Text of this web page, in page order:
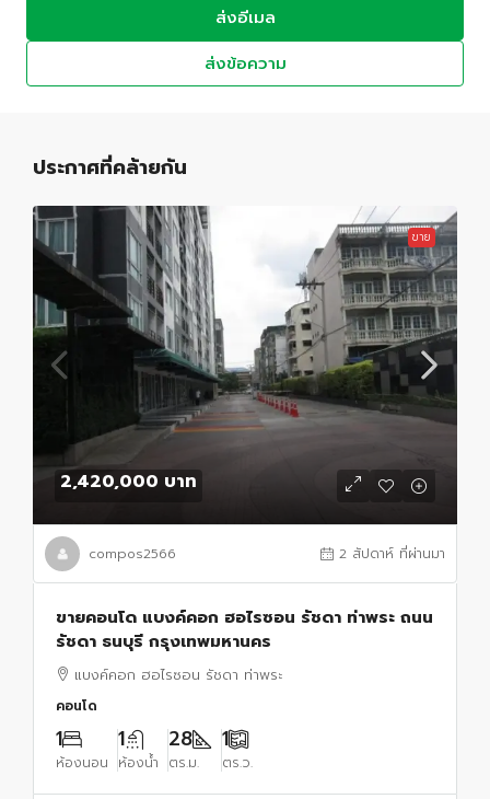
ส่งอีเมล
ส่งข้อความ
ประกาศที่คล้ายกัน
ขาย
2,420,000 บาท
compos2566 2 สัปดาห์ ที่ผ่านมา
ขายคอนโด แบงค์คอก ฮอไรซอน รัชดา ท่าพระ ถนน
รัชดา ธนบุรี กรุงเทพมหานคร
แบงค์คอก ฮอไรซอน รัชดา ท่าพระ
คอนโด
1
ห้องนอน
1
ห้องน้ำ
28
ตร.ม.
1
ตร.ว.